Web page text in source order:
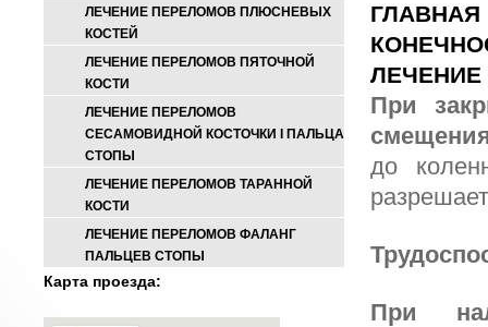
ЛЕЧЕНИЕ ПЕРЕЛОМОВ ПЛЮСНЕВЫХ
КОСТЕЙ
ЛЕЧЕНИЕ ПЕРЕЛОМОВ ПЯТОЧНОЙ
КОСТИ
ЛЕЧЕНИЕ ПЕРЕЛОМОВ
СЕСАМОВИДНОЙ КОСТОЧКИ I ПАЛЬЦА
СТОПЫ
ЛЕЧЕНИЕ ПЕРЕЛОМОВ ТАРАННОЙ
КОСТИ
ЛЕЧЕНИЕ ПЕРЕЛОМОВ ФАЛАНГ
ПАЛЬЦЕВ СТОПЫ
Карта проезда:
ГЛАВНАЯ
При
до
При